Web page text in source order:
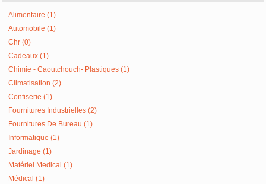
Alimentaire (1)
Automobile (1)
Chr (0)
Cadeaux (1)
Chimie - Caoutchouch- Plastiques (1)
Climatisation (2)
Confiserie (1)
Fournitures Industrielles (2)
Fournitures De Bureau (1)
Informatique (1)
Jardinage (1)
Matériel Medical (1)
Médical (1)